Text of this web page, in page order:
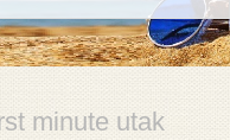
minute utak